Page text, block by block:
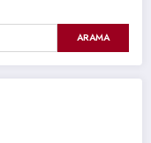
ARAMA